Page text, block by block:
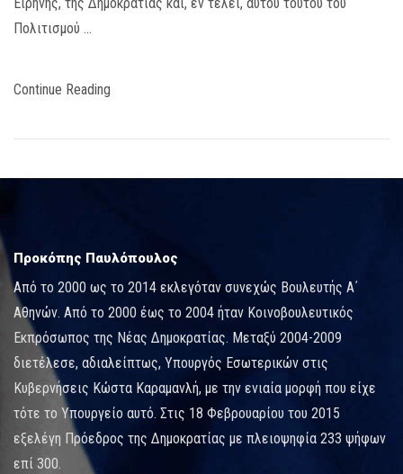
Ειρήνης, της Δημοκρατίας και, εν τέλει, αυτού τούτου του
Πολιτισμού …
Continue Reading
Προκόπης Παυλόπουλος
Από το 2000 ως το 2014 εκλεγόταν συνεχώς Βουλευτής Α΄
Αθηνών. Από το 2000 έως το 2004 ήταν Κοινοβουλευτικός
Εκπρόσωπος της Νέας Δημοκρατίας. Μεταξύ 2004-2009
διετέλεσε, αδιαλείπτως, Υπουργός Εσωτερικών στις
Κυβερνήσεις Κώστα Καραμανλή, με την ενιαία μορφή που είχε
τότε το Υπουργείο αυτό. Στις 18 Φεβρουαρίου του 2015
εξελέγη Πρόεδρος της Δημοκρατίας με πλειοψηφία 233 ψήφων
επί 300.